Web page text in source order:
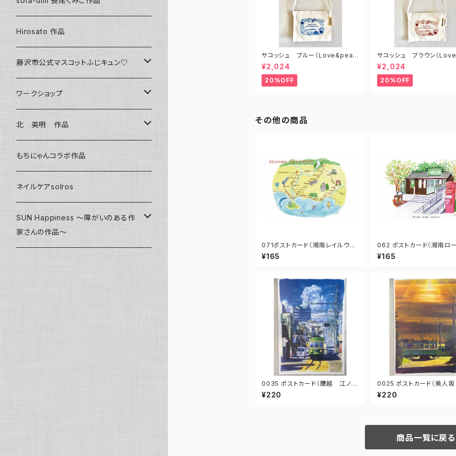
サコッシュ ブルー（Love&peac
e from shonan)
¥2,024
20%OFF
サコッシュ ブラウン（
ce from shonan)
¥2,024
20%OFF
その他の商品
071ポストカード（湘南レイルウェ
イ）
¥165
062 ポストカード（湘南ロ
ステーション）
¥165
0035 ポストカード（腰越 江ノ
電）
¥220
0025 ポストカード（美人坂 夕
景 江ノ電）
¥220
商品一覧に戻る
クリアファイル
マグカップ
スマホケース
キーホルダー
バッグ
Tシャツ
ミラー
ミニ額
Hirosato 作品
藤沢市公式マスコットふじキュン♡
クリアファイル
ボールペン
キーホルダー
マグネット
シール
ワークショップ
海レジンアートボード
レジンチャーム
サンキャッチャー
北 英明 作品
ポストカード
もちにゃんコラボ作品
ネイルケアsolros
SUN Happiness ～障がいのある作
家さんの作品～